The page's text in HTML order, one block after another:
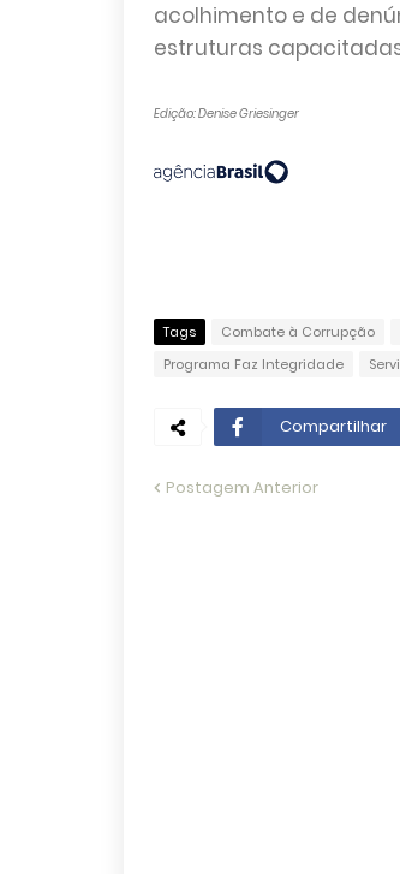
acolhimento e de
estruturas
Edição: Denise Griesinger
Tags Combate à Corrupção
Programa Faz Integridade
Compartilhar
Postagem Anterior